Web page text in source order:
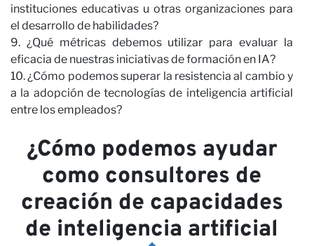
instituciones educativas u otras organizaciones para
el desarrollo de habilidades?
9. ¿Qué métricas debemos utilizar para evaluar la
eficacia de nuestras iniciativas de formación en IA?
10. ¿Cómo podemos superar la resistencia al cambio y
a la adopción de tecnologías de inteligencia artificial
entre los empleados?
¿Cómo podemos ayudar
como consultores de
creación de capacidades
de inteligencia artificial